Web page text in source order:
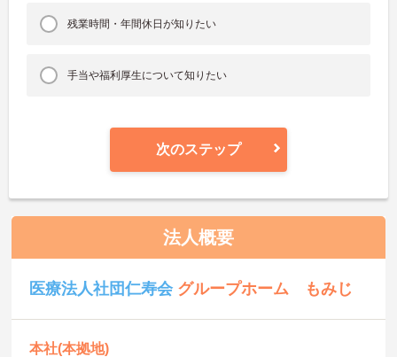
残業時間・年間休日が知りたい
手当や福利厚生について知りたい
次のステップ
法人概要
医療法人社団仁寿会 グループホーム もみじ
本社(本拠地)